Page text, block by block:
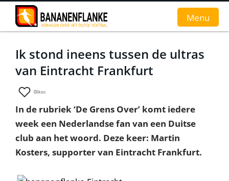
Home
Nieuws
Interviews
Groundhopverhalen
De fans
Achtergrond
Menu
Ik stond ineens tussen de ultras
van Eintracht Frankfurt
0likes
In de rubriek ‘De Grens Over’ komt iedere
week een Nederlandse fan van een Duitse
club aan het woord. Deze keer: Martin
Kosters, supporter van Eintracht Frankfurt.